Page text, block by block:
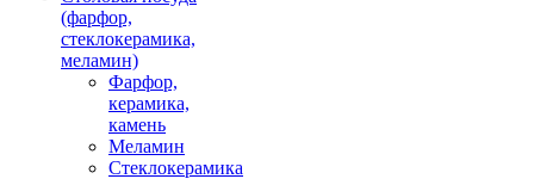
(фарфор,
стеклокерамика,
меламин)
Фарфор,
керамика,
камень
Меламин
Стеклокерамика